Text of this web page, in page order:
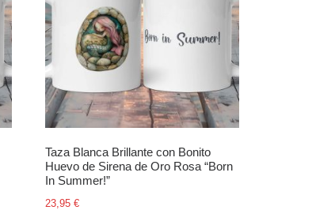
Taza Blanca Brillante con Bonito
Huevo de Sirena de Oro Rosa “Born
In Summer!”
23,95 €